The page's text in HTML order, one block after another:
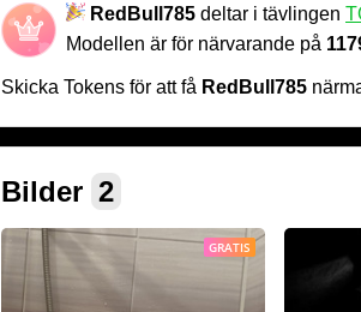
RedBull785 deltar i tävlingen
Modellen är för närvarande på
Skicka Tokens för att få RedBull785
Bilder 2
GRATIS